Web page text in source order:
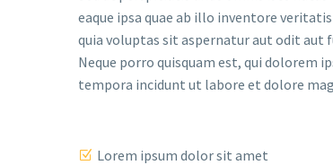
eaque ipsa quae ab illo inventore
quia voluptas sit aspernatur aut odit aut
Neque porro quisquam est, qui dolorem
tempora incidunt ut labore et dolore
Lorem ipsum dolor sit amet